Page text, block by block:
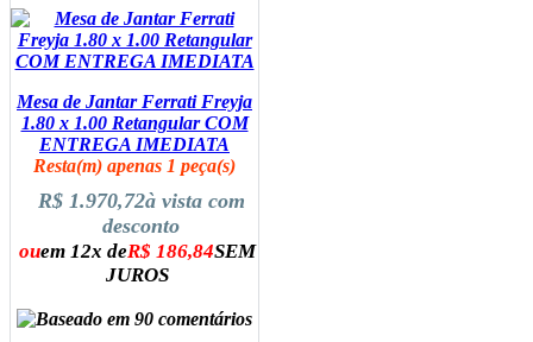
Mesa de Jantar Ferrati Freyja
1.80 x 1.00 Retangular COM
ENTREGA IMEDIATA
Resta(m) apenas 1 peça(s)
R$ 1.970,72à vista com
desconto
ouem 12x deR$ 186,84SEM
JUROS